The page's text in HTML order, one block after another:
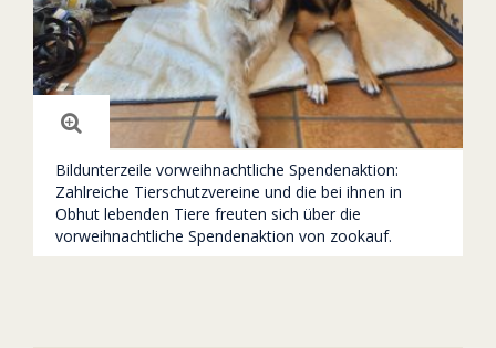
Bildunterzeile vorweihnachtliche Spendenaktion:
Zahlreiche Tierschutzvereine und die bei ihnen in
Obhut lebenden Tiere freuten sich über die
vorweihnachtliche Spendenaktion von zookauf.